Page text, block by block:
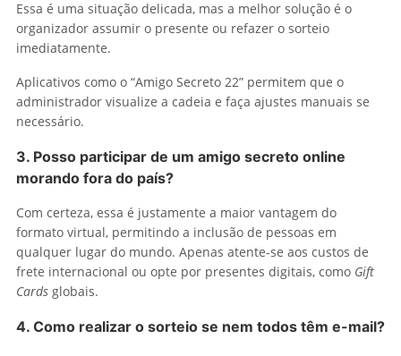
Essa é uma situação delicada, mas a melhor solução é o
organizador assumir o presente ou refazer o sorteio
imediatamente.
Aplicativos como o “Amigo Secreto 22” permitem que o
administrador visualize a cadeia e faça ajustes manuais se
necessário.
3. Posso participar de um amigo secreto online
morando fora do país?
Com certeza, essa é justamente a maior vantagem do
formato virtual, permitindo a inclusão de pessoas em
qualquer lugar do mundo. Apenas atente-se aos custos de
frete internacional ou opte por presentes digitais, como Gift
Cards globais.
4. Como realizar o sorteio se nem todos têm e-mail?